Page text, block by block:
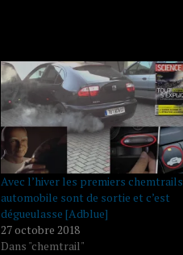
Avec l’hiver les premiers chemtrails
automobile sont de sortie et c’est
dégueulasse [Adblue]
27 octobre 2018
Dans "chemtrail"